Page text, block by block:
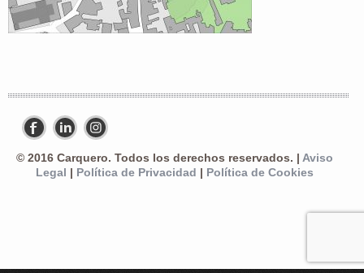
© 2016 Carquero. Todos los derechos reservados. | Aviso
Legal | Política de Privacidad | Política de Cookies